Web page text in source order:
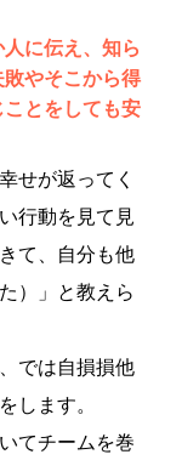
に伝え、知ら
やそこから得
とをしても安
せが返ってく
行動を見て見
て、自分も他
）」と教えら
では自損損他
します。
てチームを巻